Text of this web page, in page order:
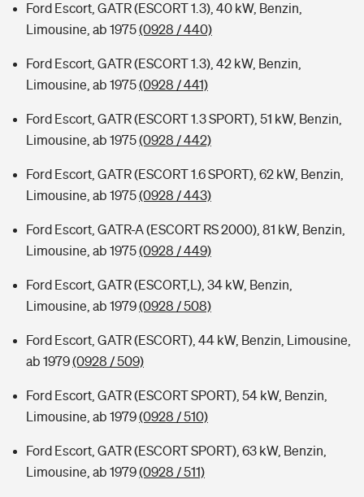
Ford Escort, GATR (ESCORT 1.3), 40 kW, Benzin,
Limousine, ab 1975(0928 / 440)
Ford Escort, GATR (ESCORT 1.3), 42 kW, Benzin,
Limousine, ab 1975(0928 / 441)
Ford Escort, GATR (ESCORT 1.3 SPORT), 51 kW, Benzin,
Limousine, ab 1975(0928 / 442)
Ford Escort, GATR (ESCORT 1.6 SPORT), 62 kW, Benzin,
Limousine, ab 1975(0928 / 443)
Ford Escort, GATR-A (ESCORT RS 2000), 81 kW, Benzin,
Limousine, ab 1975(0928 / 449)
Ford Escort, GATR (ESCORT,L), 34 kW, Benzin,
Limousine, ab 1979(0928 / 508)
Ford Escort, GATR (ESCORT), 44 kW, Benzin, Limousine,
ab 1979(0928 / 509)
Ford Escort, GATR (ESCORT SPORT), 54 kW, Benzin,
Limousine, ab 1979(0928 / 510)
Ford Escort, GATR (ESCORT SPORT), 63 kW, Benzin,
Limousine, ab 1979(0928 / 511)